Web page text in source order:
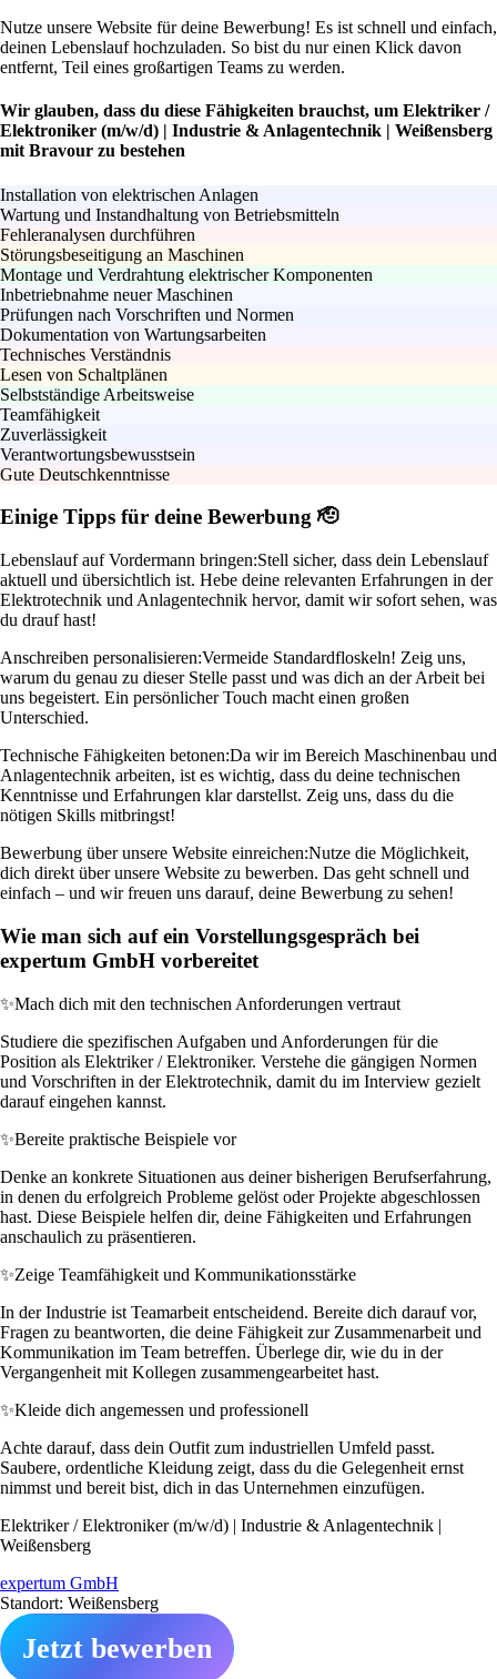
Nutze unsere Website für deine Bewerbung! Es ist schnell und einfach,
deinen Lebenslauf hochzuladen. So bist du nur einen Klick davon
entfernt, Teil eines großartigen Teams zu werden.
Wir glauben, dass du diese Fähigkeiten brauchst, um Elektriker /
Elektroniker (m/w/d) | Industrie & Anlagentechnik | Weißensberg
mit Bravour zu bestehen
Installation von elektrischen Anlagen
Wartung und Instandhaltung von Betriebsmitteln
Fehleranalysen durchführen
Störungsbeseitigung an Maschinen
Montage und Verdrahtung elektrischer Komponenten
Inbetriebnahme neuer Maschinen
Prüfungen nach Vorschriften und Normen
Dokumentation von Wartungsarbeiten
Technisches Verständnis
Lesen von Schaltplänen
Selbstständige Arbeitsweise
Teamfähigkeit
Zuverlässigkeit
Verantwortungsbewusstsein
Gute Deutschkenntnisse
Einige Tipps für deine Bewerbung 🫡
Lebenslauf auf Vordermann bringen:Stell sicher, dass dein Lebenslauf
aktuell und übersichtlich ist. Hebe deine relevanten Erfahrungen in der
Elektrotechnik und Anlagentechnik hervor, damit wir sofort sehen, was
du drauf hast!
Anschreiben personalisieren:Vermeide Standardfloskeln! Zeig uns,
warum du genau zu dieser Stelle passt und was dich an der Arbeit bei
uns begeistert. Ein persönlicher Touch macht einen großen
Unterschied.
Technische Fähigkeiten betonen:Da wir im Bereich Maschinenbau und
Anlagentechnik arbeiten, ist es wichtig, dass du deine technischen
Kenntnisse und Erfahrungen klar darstellst. Zeig uns, dass du die
nötigen Skills mitbringst!
Bewerbung über unsere Website einreichen:Nutze die Möglichkeit,
dich direkt über unsere Website zu bewerben. Das geht schnell und
einfach – und wir freuen uns darauf, deine Bewerbung zu sehen!
Wie man sich auf ein Vorstellungsgespräch bei
expertum GmbH vorbereitet
✨Mach dich mit den technischen Anforderungen vertraut
Studiere die spezifischen Aufgaben und Anforderungen für die
Position als Elektriker / Elektroniker. Verstehe die gängigen Normen
und Vorschriften in der Elektrotechnik, damit du im Interview gezielt
darauf eingehen kannst.
✨Bereite praktische Beispiele vor
Denke an konkrete Situationen aus deiner bisherigen Berufserfahrung,
in denen du erfolgreich Probleme gelöst oder Projekte abgeschlossen
hast. Diese Beispiele helfen dir, deine Fähigkeiten und Erfahrungen
anschaulich zu präsentieren.
✨Zeige Teamfähigkeit und Kommunikationsstärke
In der Industrie ist Teamarbeit entscheidend. Bereite dich darauf vor,
Fragen zu beantworten, die deine Fähigkeit zur Zusammenarbeit und
Kommunikation im Team betreffen. Überlege dir, wie du in der
Vergangenheit mit Kollegen zusammengearbeitet hast.
✨Kleide dich angemessen und professionell
Achte darauf, dass dein Outfit zum industriellen Umfeld passt.
Saubere, ordentliche Kleidung zeigt, dass du die Gelegenheit ernst
nimmst und bereit bist, dich in das Unternehmen einzufügen.
Elektriker / Elektroniker (m/w/d) | Industrie & Anlagentechnik |
Weißensberg
expertum GmbH
Standort: Weißensberg
Jetzt bewerben